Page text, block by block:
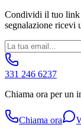
Condividi il tuo link
segnalazione ricevi
331 246 6237
Chiama ora per un
Chiama ora